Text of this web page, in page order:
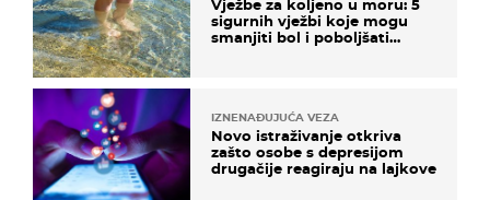
Vježbe za koljeno u moru: 5
sigurnih vježbi koje mogu
smanjiti bol i poboljšati
IZNENAĐUJUĆA VEZA
Novo istraživanje otkriva
zašto osobe s depresijom
drugačije reagiraju na lajkove